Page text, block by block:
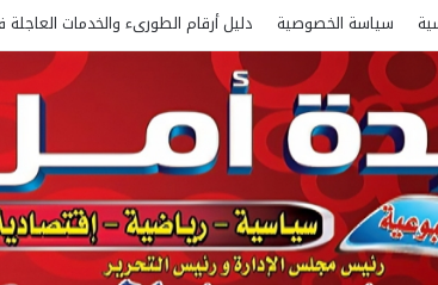
سياسة الخصوصية دليل أرقام الطورىء والخدمات